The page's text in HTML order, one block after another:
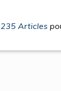
235 Articles